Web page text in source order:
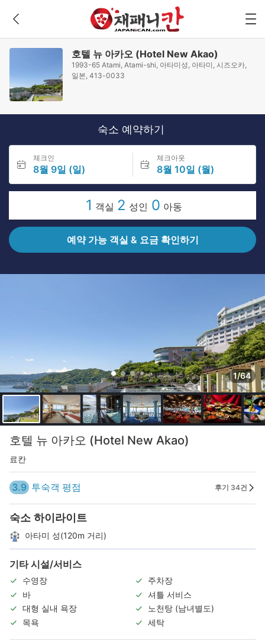
호텔 뉴 아카오 (Hotel New Akao)
1993-65 Atami, Atami-shi, 아타미성, 아타미, 시즈오카,
일본, 413-0033
숙소 예약하기
체크인
8월 9일 (일)
체크아웃
8월 10일 (월)
1 객실 2 성인 0 아동
예약 가능 객실 & 요금 확인하기
1/64
호텔 뉴 아카오 (Hotel New Akao)
료칸
3.9 투숙객 평점 후기 34건
숙소 하이라이트
아타미 성(120m 거리)
기타 시설/서비스
수영장
주차장
바
셔틀 서비스
대형 실내 욕장
노천탕 (남녀별도)
목욕
세탁